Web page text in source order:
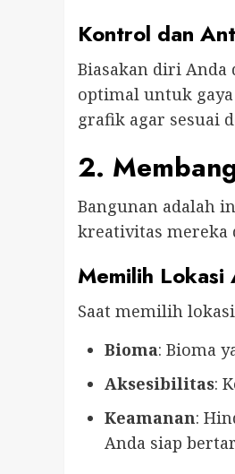
Kontrol dan
Biasakan diri
optimal untuk
grafik agar sesuai
2.
Bangunan adalah
kreativitas mereka
Memilih Lokasi
Saat memilih
Bioma: Bioma
Aksesibilitas:
Keamanan:
Anda siap